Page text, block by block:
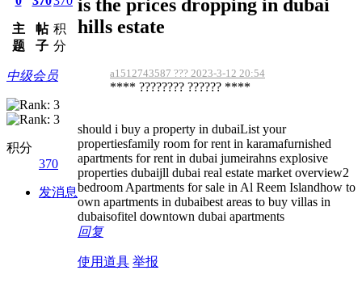
主
题
帖
子
积
分
中级会员
积分
370
发消息
is the prices dropping in dubai
hills estate
a1512743587 ??? 2023-3-12 20:54
**** ???????? ?????? ****
should i buy a property in dubaiList your
propertiesfamily room for rent in karamafurnished
apartments for rent in dubai jumeirahns explosive
properties dubaijll dubai real estate market overview2
bedroom Apartments for sale in Al Reem Islandhow to
own apartments in dubaibest areas to buy villas in
dubaisofitel downtown dubai apartments
回复
使用道具 举报